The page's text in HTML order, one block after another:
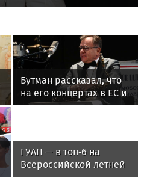
Бутман рассказал, что
на его концертах в ЕС и
США протестовали
ГУАП — в топ‑6 на
Всероссийской летней
Универсиаде по